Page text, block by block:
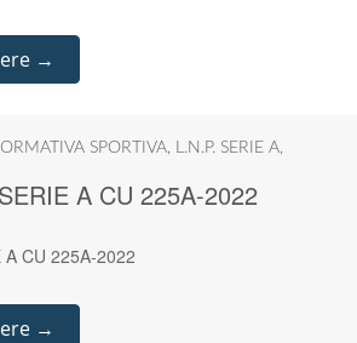
→
SPORTIVA, L.N.P. SERIE A,
A CU 225A-2022
A CU 225A-2022
→